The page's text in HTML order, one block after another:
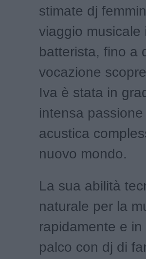
stimate dj
viaggio musicale
batterista, fino a
vocazione
Iva è stata in
intensa
acustica
nuovo mondo.
La sua abilità
naturale per la
rapidamente e
palco con dj di